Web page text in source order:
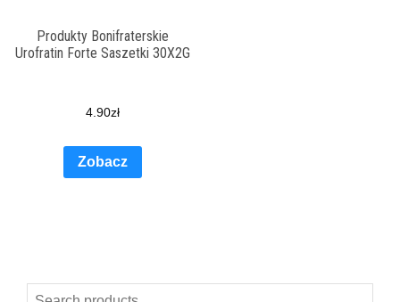
Produkty Bonifraterskie
Urofratin Forte Saszetki 30X2G
4.90zł
Zobacz
Search